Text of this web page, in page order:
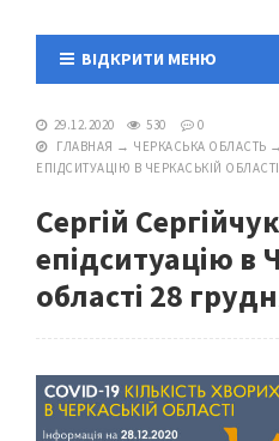
ВІДКРИТИ МЕНЮ
29.12.2020 530
0
ГЛАВНАЯ → ЧЕРКАСЬКА ОБЛАСТЬ →
ЕПІДСИТУАЦІЮ В ЧЕРКАСЬКІЙ
Сергій
епідситуацію в
області 28